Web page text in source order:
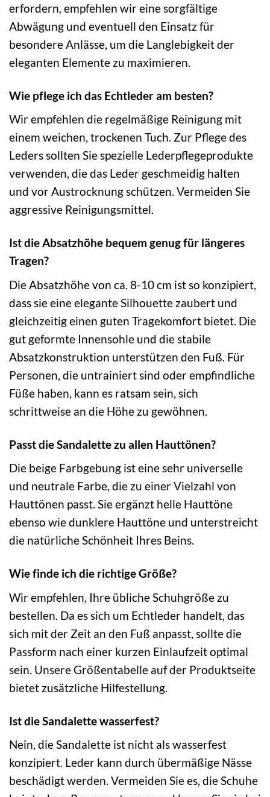
erfordern, empfehlen wir eine sorgfältige
Abwägung und eventuell den Einsatz für
besondere Anlässe, um die Langlebigkeit der
eleganten Elemente zu maximieren.
Wie pflege ich das Echtleder am besten?
Wir empfehlen die regelmäßige Reinigung mit
einem weichen, trockenen Tuch. Zur Pflege des
Leders sollten Sie spezielle Lederpflegeprodukte
verwenden, die das Leder geschmeidig halten
und vor Austrocknung schützen. Vermeiden Sie
aggressive Reinigungsmittel.
Ist die Absatzhöhe bequem genug für längeres
Tragen?
Die Absatzhöhe von ca. 8-10 cm ist so konzipiert,
dass sie eine elegante Silhouette zaubert und
gleichzeitig einen guten Tragekomfort bietet. Die
gut geformte Innensohle und die stabile
Absatzkonstruktion unterstützen den Fuß. Für
Personen, die untrainiert sind oder empfindliche
Füße haben, kann es ratsam sein, sich
schrittweise an die Höhe zu gewöhnen.
Passt die Sandalette zu allen Hauttönen?
Die beige Farbgebung ist eine sehr universelle
und neutrale Farbe, die zu einer Vielzahl von
Hauttönen passt. Sie ergänzt helle Hauttöne
ebenso wie dunklere Hauttöne und unterstreicht
die natürliche Schönheit Ihres Beins.
Wie finde ich die richtige Größe?
Wir empfehlen, Ihre übliche Schuhgröße zu
bestellen. Da es sich um Echtleder handelt, das
sich mit der Zeit an den Fuß anpasst, sollte die
Passform nach einer kurzen Einlaufzeit optimal
sein. Unsere Größentabelle auf der Produktseite
bietet zusätzliche Hilfestellung.
Ist die Sandalette wasserfest?
Nein, die Sandalette ist nicht als wasserfest
konzipiert. Leder kann durch übermäßige Nässe
beschädigt werden. Vermeiden Sie es, die Schuhe